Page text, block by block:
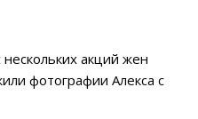
акций жен
фотографии Алекса с